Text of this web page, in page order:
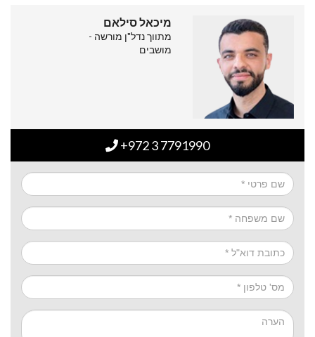
מיכאל סילאם
מתווך נדל"ן מורשה -
מושבים
+972 3 7791990